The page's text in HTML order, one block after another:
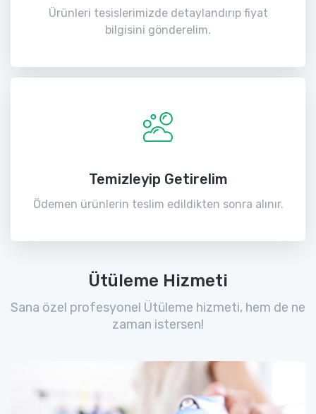
Ürünleri tesislerimizde detaylandırıp fiyat
bilgisini gönderelim.
Temizleyip Getirelim
Ödemen ürünlerin teslim edildikten sonra alınır.
Ütüleme Hizmeti
Sana özel profesyonel Ütüleme hizmeti, hem de ne
zaman istersen!